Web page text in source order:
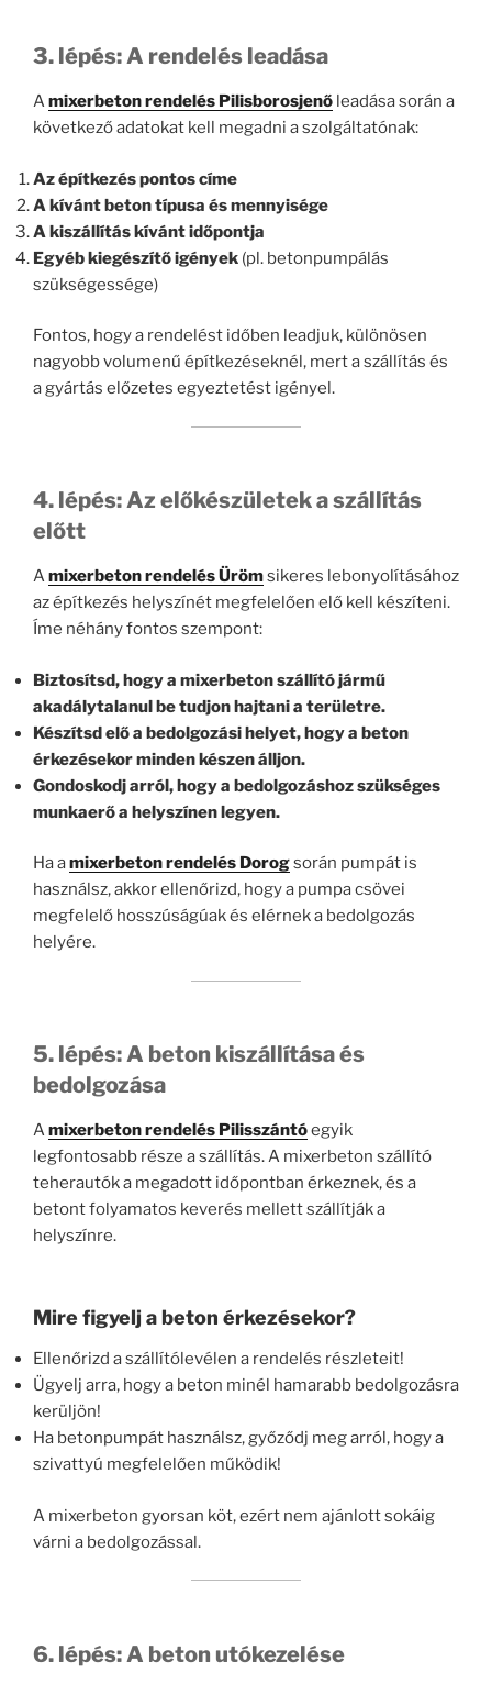
3. lépés: A rendelés leadása
Amixerbeton rendelés Pilisborosjenő leadása során a
következő adatokat kell megadni a szolgáltatónak:
Az építkezés pontos címe
A kívánt beton típusa és mennyisége
A kiszállítás kívánt időpontja
Egyéb kiegészítő igények (pl. betonpumpálás
szükségessége)
Fontos, hogy a rendelést időben leadjuk, különösen
nagyobb volumenű építkezéseknél, mert a szállítás és
a gyártás előzetes egyeztetést igényel.
4. lépés: Az előkészületek a szállítás
előtt
Amixerbeton rendelés Ürömsikeres lebonyolításához
az építkezés helyszínét megfelelően elő kell készíteni.
Íme néhány fontos szempont:
Biztosítsd, hogy a mixerbeton szállító jármű
akadálytalanul be tudjon hajtani a területre.
Készítsd elő a bedolgozási helyet, hogy a beton
érkezésekor minden készen álljon.
Gondoskodj arról, hogy a bedolgozáshoz szükséges
munkaerő a helyszínen legyen.
Ha amixerbeton rendelés Dorogsorán pumpát is
használsz, akkor ellenőrizd, hogy a pumpa csövei
megfelelő hosszúságúak és elérnek a bedolgozás
helyére.
5. lépés: A beton kiszállítása és
bedolgozása
Amixerbeton rendelés Pilisszántóegyik
legfontosabb része a szállítás. A mixerbeton szállító
teherautók a megadott időpontban érkeznek, és a
betont folyamatos keverés mellett szállítják a
helyszínre.
Mire figyelj a beton érkezésekor?
Ellenőrizd a szállítólevélen a rendelés részleteit!
Ügyelj arra, hogy a beton minél hamarabb bedolgozásra
kerüljön!
Ha betonpumpát használsz, győződj meg arról, hogy a
szivattyú megfelelően működik!
A mixerbeton gyorsan köt, ezért nem ajánlott sokáig
várni a bedolgozással.
6. lépés: A beton utókezelése